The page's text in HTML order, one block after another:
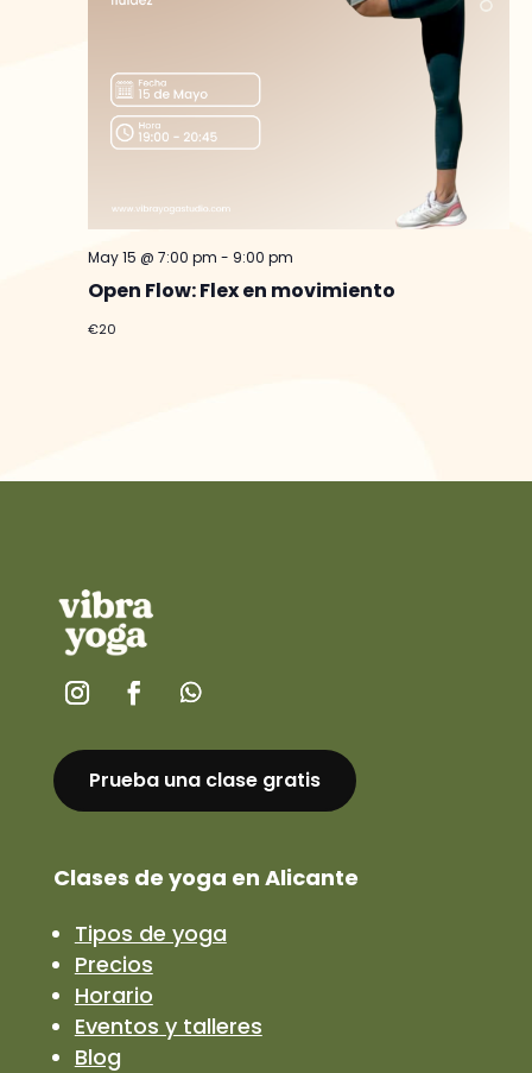
May 15 @ 7:00 pm - 9:00 pm
Open Flow: Flex en movimiento
€20
Prueba una clase gratis
Clases de yoga en Alicante
Tipos de yoga
Precios
Horario
Eventos y talleres
Blog